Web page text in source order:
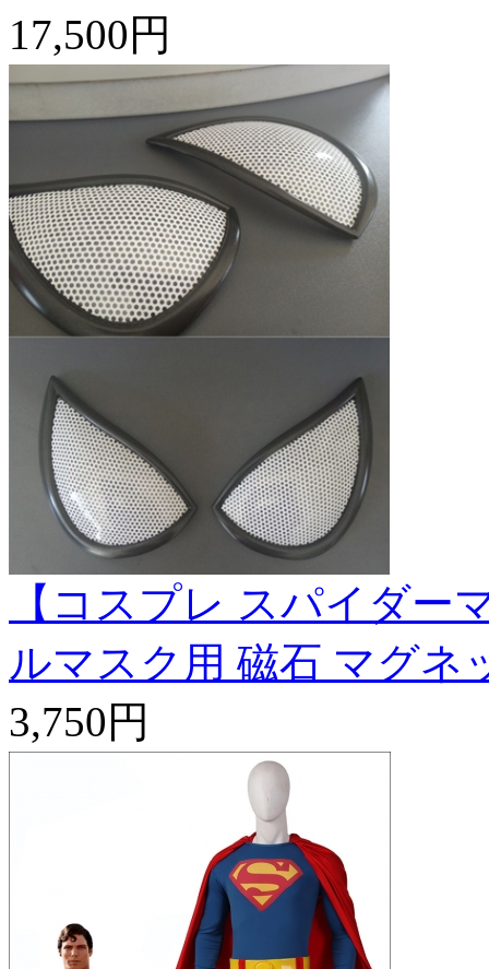
17,500円
【コスプレ スパイダ
ルマスク用 磁石 マグネ
3,750円